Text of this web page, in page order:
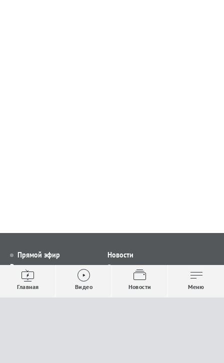
Прямой эфир
Видео
Выпуски новостей
Проекты
Новости
Все новости
Общество
Строительство и ЖКХ
Главная Видео Новости Меню